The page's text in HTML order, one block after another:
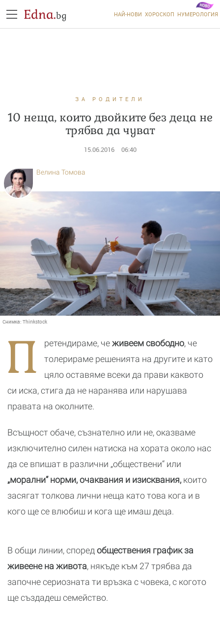
Edna.bg НАЙ-НОВИ ХОРОСКОП НУМЕРОЛОГИЯ
ЗА РОДИТЕЛИ
10 неща, които двойките без деца не
трябва да чуват
15.06.2016 06:40
Снимка: Thinkstock
Велина Томова
П ретендираме, чеживеем свободно, че
толерираме решенията на другите и като
цяло оставяме всеки да прави каквото
си иска, стига да не наранява или нарушава
правата на околните.
Всъщност обаче, съзнателно или не, оказваме
изключително силен натиска на хората около нас
да се впишат в различни „обществени“ или
„морални“ норми, очаквания и изисквания,които
засягат толкова лични неща като това кога и в
кого ще се влюбиш и кога ще имаш деца.
В общи линии, според обществения график за
живеене на живота, някъде към 27 трябва да
започне сериозната ти връзка с човека, с когото
ще създадеш семейство.